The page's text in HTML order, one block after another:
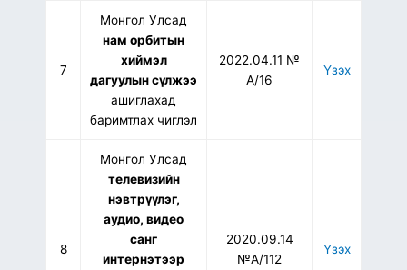
7
Монгол Улсад
нам орбитын
хиймэл
дагуулын сүлжээ
ашиглахад
баримтлах чиглэл
2022.04.11 №
А/16
Үзэх
8
Монгол Улсад
телевизийн
нэвтрүүлэг,
аудио, видео
санг
интернэтээр
2020.09.14
№А/112
Үзэх